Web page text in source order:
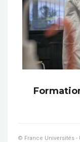
© France Universités -